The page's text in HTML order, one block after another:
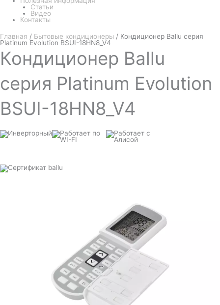
Статьи
Видео
Контакты
Главная / Бытовые кондиционеры / Кондиционер Ballu серия
Platinum Evolution BSUI-18HN8_V4
Кондиционер Ballu
серия Platinum Evolution
BSUI-18HN8_V4